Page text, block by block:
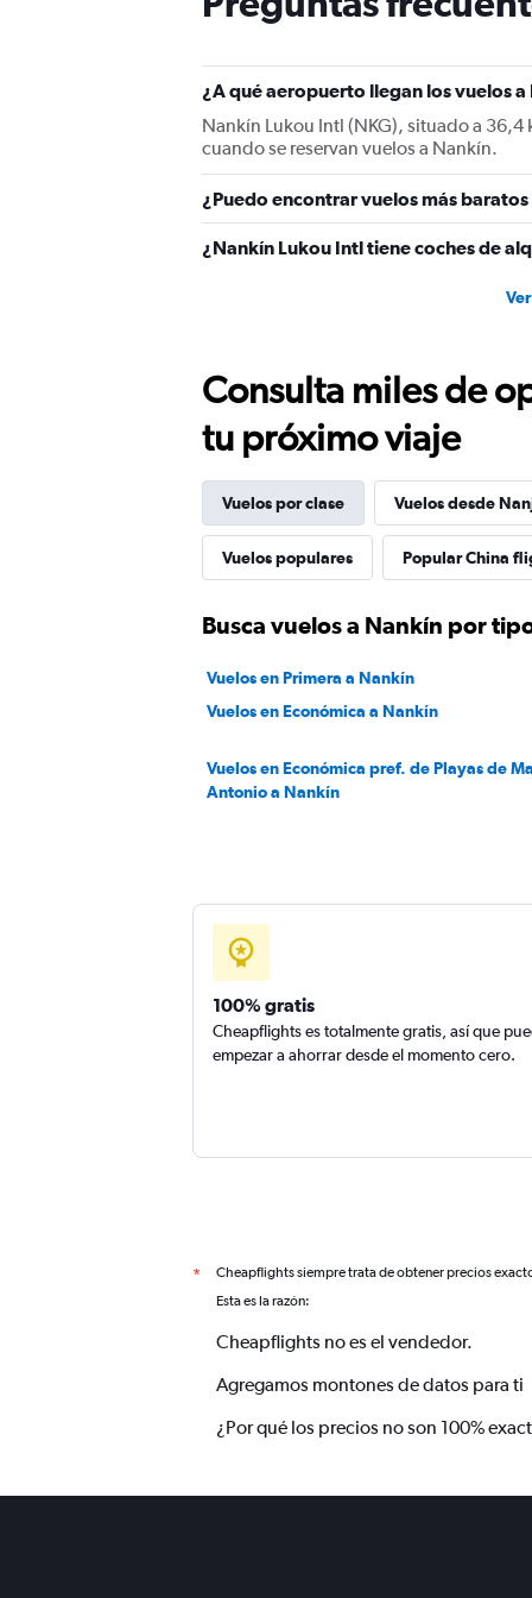
has
axis
displaying
values.
Range:
0
to
¿A qué aeropuerto llegan los vuelos a
Nankín Lukou Intl (NKG), situado a
cuando se reservan vuelos a Nankín.
¿Puedo encontrar vuelos más
¿Nankín Lukou Intl tiene coches de
Consulta miles de
tu próximo viaje
Vuelos por clase Vuelos desde
Vuelos populares Popular China
Busca vuelos a Nankín por
Vuelos en Primera a Nankín
Vuelos en Económica a Nankín
Vuelos en Económica pref. de Playas de
Antonio a Nankín
100% gratis
Cheapflights es totalmente gratis, así que
empezar a ahorrar desde el momento cero.
* Cheapflights siempre trata de obtener precios
Esta es la razón:
Cheapflights no es el vendedor.
Agregamos montones de datos para ti
¿Por qué los precios no son 100%